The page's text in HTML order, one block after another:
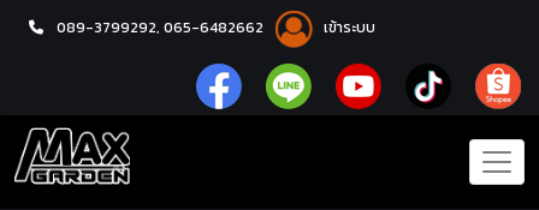
089-3799292, 065-6482662 เข้าระบบ
หน้าแรก